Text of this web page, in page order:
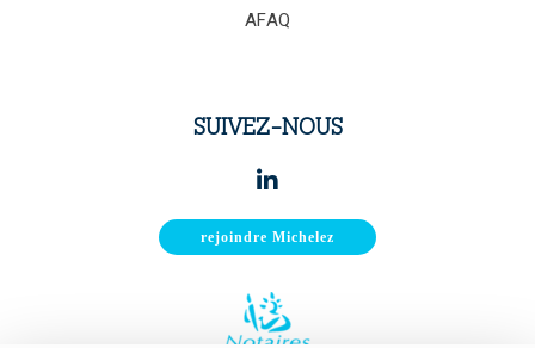
AFAQ
SUIVEZ-NOUS
rejoindre Michelez